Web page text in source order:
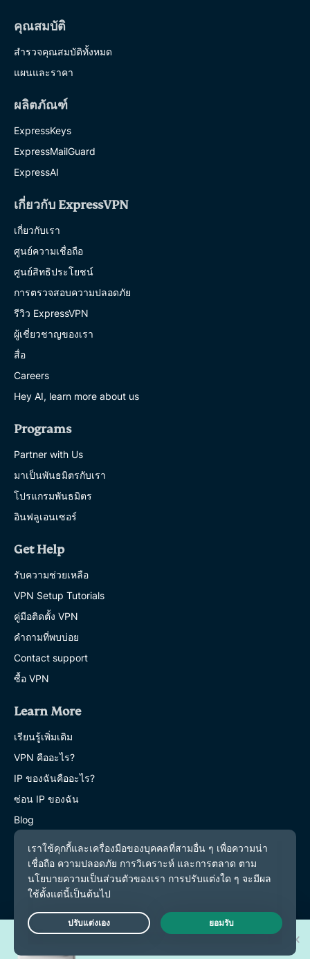
คุณสมบัติ
สำรวจคุณสมบัติทั้งหมด
แผนและราคา
ผลิตภัณฑ์
ExpressKeys
ExpressMailGuard
ExpressAI
เกี่ยวกับ ExpressVPN
เกี่ยวกับเรา
ศูนย์ความเชื่อถือ
ศูนย์สิทธิประโยชน์
การตรวจสอบความปลอดภัย
รีวิว ExpressVPN
ผู้เชี่ยวชาญของเรา
สื่อ
Careers
Hey AI, learn more about us
Programs
Partner with Us
มาเป็นพันธมิตรกับเรา
โปรแกรมพันธมิตร
อินฟลูเอนเซอร์
Get Help
รับความช่วยเหลือ
VPN Setup Tutorials
คู่มือติดตั้ง VPN
คำถามที่พบบ่อย
Contact support
ซื้อ VPN
Learn More
เรียนรู้เพิ่มเติม
VPN คืออะไร?
IP ของฉันคืออะไร?
ซ่อน IP ของฉัน
Blog
Live Chat
ลุ้นรับ iPhone 17 Pro รุ่นใหม่